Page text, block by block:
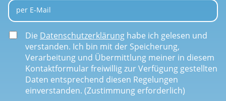
per E-Mail
Die Datenschutzerklärung habe ich gelesen und
verstanden. Ich bin mit der Speicherung,
Verarbeitung und Übermittlung meiner in diesem
Kontaktformular freiwillig zur Verfügung gestellten
Daten entsprechend diesen Regelungen
einverstanden. (Zustimmung erforderlich)